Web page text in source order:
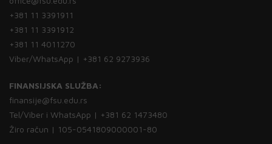
+381 11 3391911
+381 11 3391912
+381 11 4011270
Viber/WhatsApp | +381 62 9273936
FINANSIJSKA SLUŽBA:
finansije@fsu.edu.rs
Tel/Viber i WhatsApp | +381 62 1473480
Žiro račun | 105-0541809000001-80